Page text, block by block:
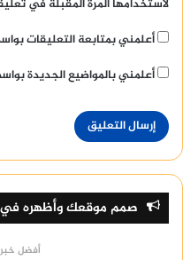
لاستخدامها المرة المقبلة في
أعلمني بمتابعة التعليقات
أعلمني بالمواضيع الجديدة
صمم موقعك وأظهره
أفضل